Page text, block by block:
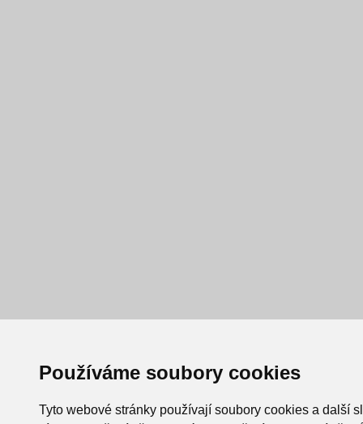
Používáme soubory cookies
Tyto webové stránky používají soubory cookies a další